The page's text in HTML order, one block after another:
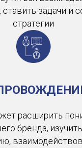
ставить задачи и
стратегии
расширить
бренда,